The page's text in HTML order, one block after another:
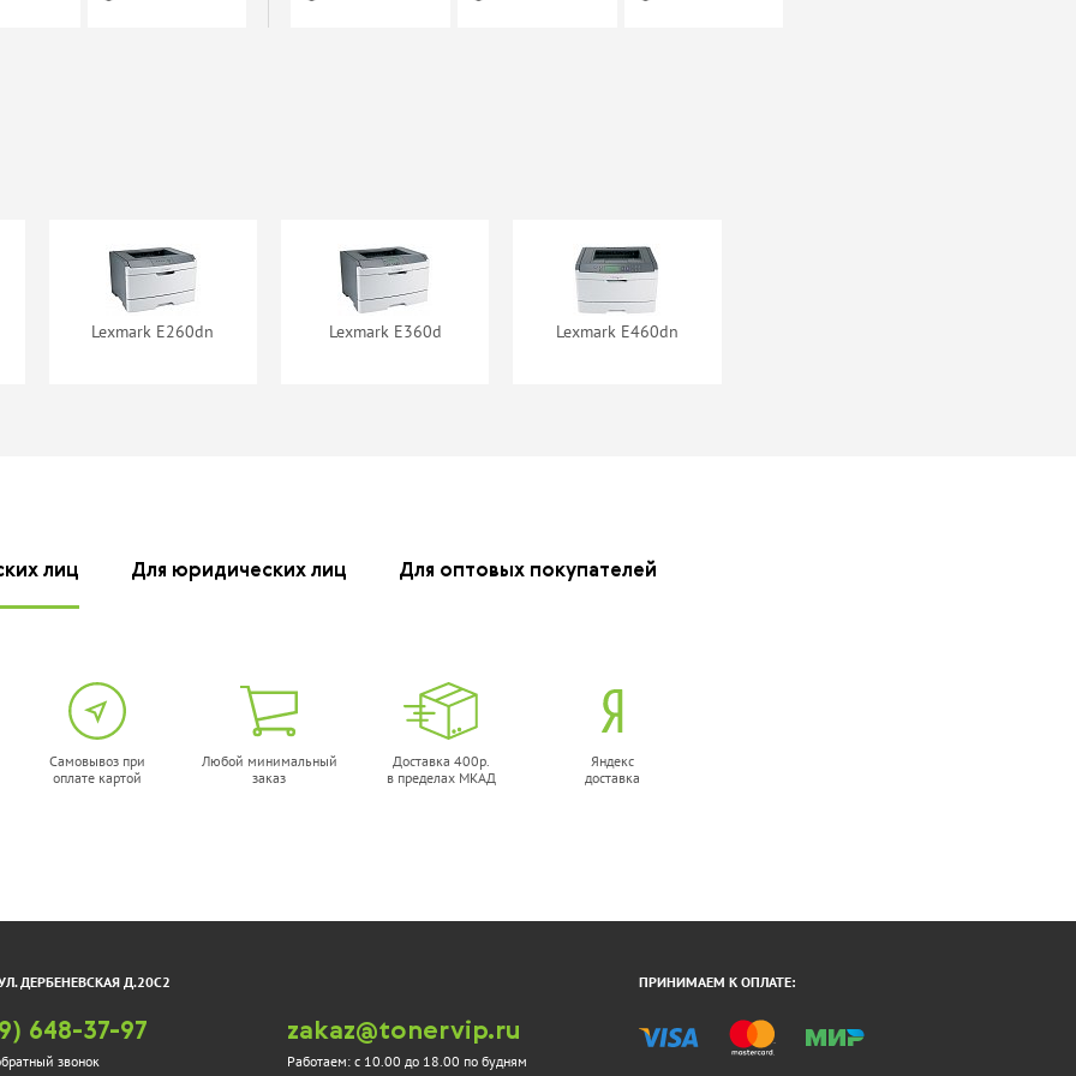
Lexmark E260dn Lexmark E360d Lexmark E460dn
лиц Для юридических лиц Для оптовых покупателей
Самовывоз при
оплате картой
Любой минимальный
заказ
Доставка 400р.
в пределах МКАД
Яндекс
доставка
ДЕРБЕНЕВСКАЯ Д.20С2
648-37-97
звонок
zakaz@tonervip.ru
Работаем: с 10.00 до 18.00 по будням
ПРИНИМАЕМ К ОПЛАТЕ: